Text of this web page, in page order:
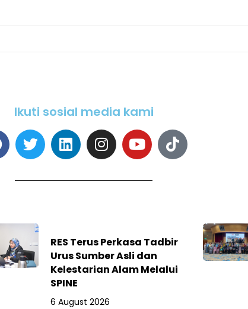
Ikuti sosial media kami
RES Terus Perkasa Tadbir
Urus Sumber Asli dan
Kelestarian Alam Melalui
SPINE
6 August 2026